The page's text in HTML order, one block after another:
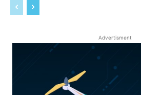
Advertisment